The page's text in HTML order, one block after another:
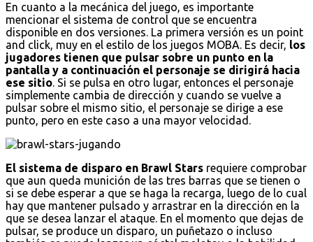
En cuanto a la mecánica del juego, es importante
mencionar el sistema de control que se encuentra
disponible en dos versiones. La primera versión es un point
and click, muy en el estilo de los juegos MOBA. Es decir, los
jugadores tienen que pulsar sobre un punto en la
pantalla y a continuación el personaje se dirigirá hacia
ese sitio. Si se pulsa en otro lugar, entonces el personaje
simplemente cambia de dirección y cuando se vuelve a
pulsar sobre el mismo sitio, el personaje se dirige a ese
punto, pero en este caso a una mayor velocidad.
El sistema de disparo en Brawl Stars requiere comprobar
que aun queda munición de las tres barras que se tienen o
si se debe esperar a que se haga la recarga, luego de lo cual
hay que mantener pulsado y arrastrar en la dirección en la
que se desea lanzar el ataque. En el momento que dejas de
pulsar, se produce un disparo, un puñetazo o incluso